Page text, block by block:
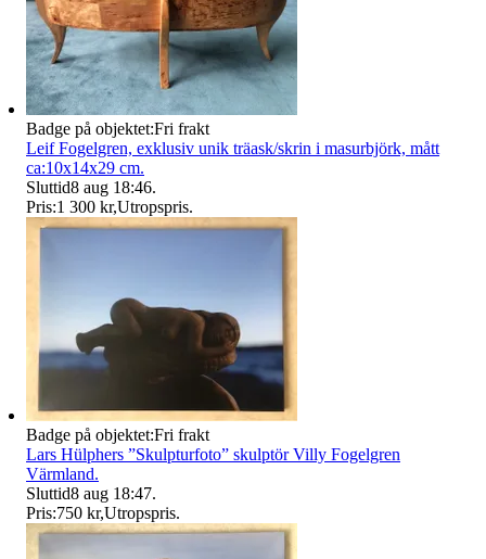
Badge på objektet:Fri frakt
Leif Fogelgren, exklusiv unik träask/skrin i masurbjörk, mått
ca:10x14x29 cm.
Sluttid8 aug 18:46.
Pris:1 300 kr,Utropspris.
Badge på objektet:Fri frakt
Lars Hülphers ”Skulpturfoto” skulptör Villy Fogelgren
Värmland.
Sluttid8 aug 18:47.
Pris:750 kr,Utropspris.